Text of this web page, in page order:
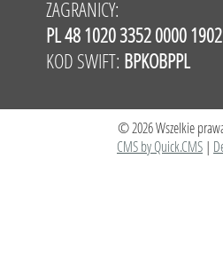
ZAGRANICY:
PL 48 1020 3352 0000
KOD SWIFT: BPKOBPPL
© 2026 Wszelkie
CMS by Quick.CMS |